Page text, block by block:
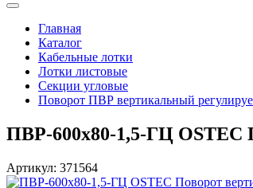
Главная
Каталог
Кабельные лотки
Лотки листовые
Секции угловые
Поворот ПВР вертикальный
ПВР-600х80-1,5-ГЦ OSTEC
Артикул: 371564